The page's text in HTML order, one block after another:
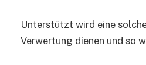
Unterstützt wird eine
Verwertung dienen und so